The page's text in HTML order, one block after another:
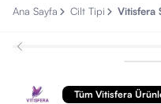
Ana Sayfa Cilt Tipi Vitisfera
Tüm Vitisfera